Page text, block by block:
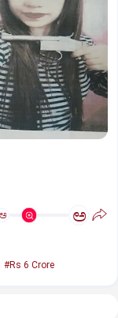
ಅ ಅ
#Rs 6 Crore